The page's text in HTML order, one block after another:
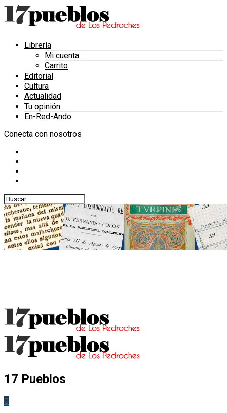
Librería
Mi cuenta
Carrito
Editorial
Cultura
Actualidad
Tu opinión
En-Red-Ando
Conecta con nosotros
17 Pueblos
0